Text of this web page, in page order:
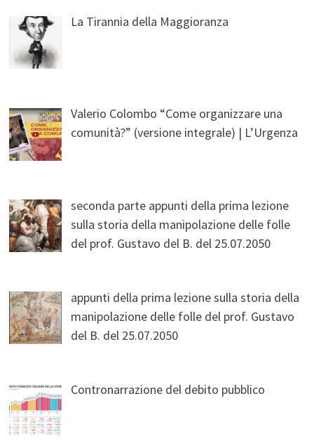
La Tirannia della Maggioranza
Valerio Colombo “Come organizzare una
comunità?” (versione integrale) | L’Urgenza
seconda parte appunti della prima lezione
sulla storia della manipolazione delle folle
del prof. Gustavo del B. del 25.07.2050
appunti della prima lezione sulla storia della
manipolazione delle folle del prof. Gustavo
del B. del 25.07.2050
Contronarrazione del debito pubblico